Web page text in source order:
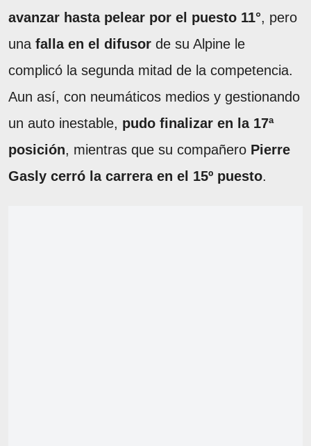
avanzar hasta pelear por el puesto 11°, pero
una falla en el difusor de su Alpine le
complicó la segunda mitad de la competencia.
Aun así, con neumáticos medios y gestionando
un auto inestable, pudo finalizar en la 17ª
posición, mientras que su compañero Pierre
Gasly cerró la carrera en el 15º puesto.